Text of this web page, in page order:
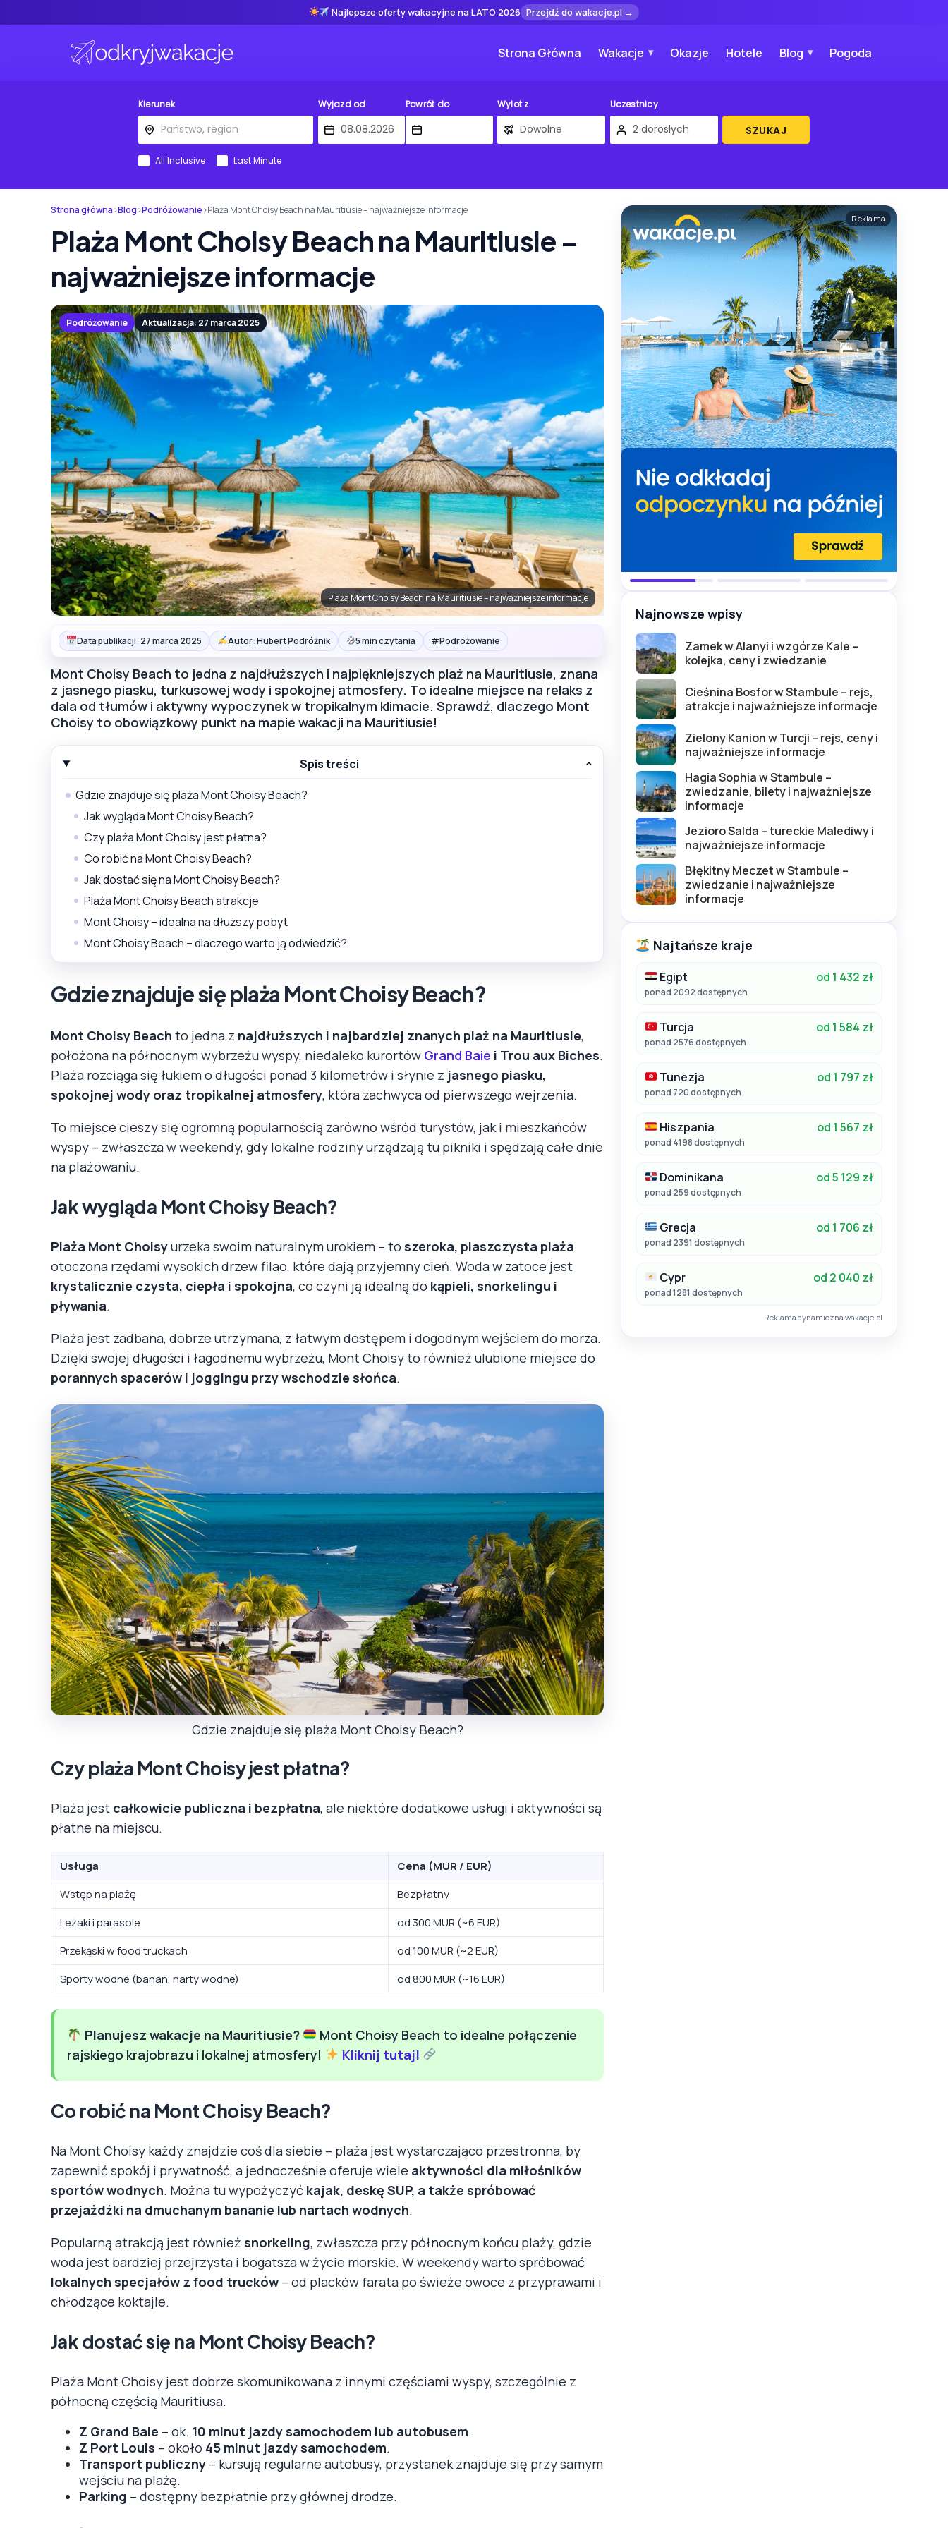
Najlepsze oferty wakacyjne na LATO 2026 Przejdź do wakacje.pl →
Strona Główna Wakacje Okazje Hotele Blog Pogoda
Kierunek Wyjazd od Powrót do Wylot z Uczestnicy
SZUKAJ
All Inclusive Last Minute
Strona główna›Blog›Podróżowanie›Plaża Mont Choisy Beach na Mauritiusie – najważniejsze informacje
Plaża Mont Choisy Beach na Mauritiusie –
najważniejsze informacje
Podróżowanie Aktualizacja: 27 marca 2025
Plaża Mont Choisy Beach na Mauritiusie – najważniejsze informacje
Data publikacji: 27 marca 2025 Autor: Hubert Podróżnik 5 min czytania #Podróżowanie
Mont Choisy Beach to jedna z najdłuższych i najpiękniejszych plaż na Mauritiusie, znana
z jasnego piasku, turkusowej wody i spokojnej atmosfery. To idealne miejsce na relaks z
dala od tłumów i aktywny wypoczynek w tropikalnym klimacie. Sprawdź, dlaczego Mont
Choisy to obowiązkowy punkt na mapie wakacji na Mauritiusie!
Spis treści
Gdzie znajduje się plaża Mont Choisy Beach?
Jak wygląda Mont Choisy Beach?
Czy plaża Mont Choisy jest płatna?
Co robić na Mont Choisy Beach?
Jak dostać się na Mont Choisy Beach?
Plaża Mont Choisy Beach atrakcje
Mont Choisy – idealna na dłuższy pobyt
Mont Choisy Beach – dlaczego warto ją odwiedzić?
Gdzie znajduje się plaża Mont Choisy Beach?
Mont Choisy Beach to jedna z najdłuższych i najbardziej znanych plaż na Mauritiusie,
położona na północnym wybrzeżu wyspy, niedaleko kurortów Grand Baie i Trou aux Biches.
Plaża rozciąga się łukiem o długości ponad 3 kilometrów i słynie z jasnego piasku,
spokojnej wody oraz tropikalnej atmosfery, która zachwyca od pierwszego wejrzenia.
To miejsce cieszy się ogromną popularnością zarówno wśród turystów, jak i mieszkańców
wyspy – zwłaszcza w weekendy, gdy lokalne rodziny urządzają tu pikniki i spędzają całe dnie
na plażowaniu.
Jak wygląda Mont Choisy Beach?
Plaża Mont Choisyurzeka swoim naturalnym urokiem – to szeroka, piaszczysta plaża
otoczona rzędami wysokich drzew filao, które dają przyjemny cień. Woda w zatoce jest
krystalicznie czysta, ciepła i spokojna, co czyni ją idealną do kąpieli, snorkelingu i
pływania.
Plaża jest zadbana, dobrze utrzymana, z łatwym dostępem i dogodnym wejściem do morza.
Dzięki swojej długości i łagodnemu wybrzeżu, Mont Choisy to również ulubione miejsce do
porannych spacerów i joggingu przy wschodzie słońca.
Gdzie znajduje się plaża Mont Choisy Beach?
Czy plaża Mont Choisy jest płatna?
Plaża jest całkowicie publiczna i bezpłatna, ale niektóre dodatkowe usługi i aktywności są
płatne na miejscu.
Usługa
Cena (MUR / EUR)
Wstęp na plażę
Bezpłatny
Leżaki i parasole
od 300 MUR (~6 EUR)
Przekąski w food truckach
od 100 MUR (~2 EUR)
Sporty wodne (banan, narty wodne)
od 800 MUR (~16 EUR)
Planujesz wakacje na Mauritiusie?
Mont Choisy Beach to idealne połączenie
rajskiego krajobrazu i lokalnej atmosfery!
Kliknij tutaj!
Co robić na Mont Choisy Beach?
Na Mont Choisy każdy znajdzie coś dla siebie – plaża jest wystarczająco przestronna, by
zapewnić spokój i prywatność, a jednocześnie oferuje wiele aktywności dla miłośników
sportów wodnych. Można tu wypożyczyć kajak, deskę SUP, a także spróbować
przejażdżki na dmuchanym bananie lub nartach wodnych.
Popularną atrakcją jest również snorkeling, zwłaszcza przy północnym końcu plaży, gdzie
woda jest bardziej przejrzysta i bogatsza w życie morskie. W weekendy warto spróbować
lokalnych specjałów z food trucków – od placków farata po świeże owoce z przyprawami i
chłodzące koktajle.
Jak dostać się na Mont Choisy Beach?
Plaża Mont Choisy jest dobrze skomunikowana z innymi częściami wyspy, szczególnie z
północną częścią Mauritiusa.
Z Grand Baie – ok. 10 minut jazdy samochodem lub autobusem.
Z Port Louis – około 45 minut jazdy samochodem.
Transport publiczny – kursują regularne autobusy, przystanek znajduje się przy samym
wejściu na plażę.
Parking – dostępny bezpłatnie przy głównej drodze.
Reklama
Najnowsze wpisy
Zamek w Alanyi i wzgórze Kale –
kolejka, ceny i zwiedzanie
Cieśnina Bosfor w Stambule – rejs,
atrakcje i najważniejsze informacje
Zielony Kanion w Turcji – rejs, ceny i
najważniejsze informacje
Hagia Sophia w Stambule –
zwiedzanie, bilety i najważniejsze
informacje
Jezioro Salda – tureckie Malediwy i
najważniejsze informacje
Błękitny Meczet w Stambule –
zwiedzanie i najważniejsze
informacje
Najtańsze kraje
Egipt od 1 432 zł
ponad 2092 dostępnych
Turcja od 1 584 zł
ponad 2576 dostępnych
Tunezja od 1 797 zł
ponad 720 dostępnych
Hiszpania od 1 567 zł
ponad 4198 dostępnych
Dominikana od 5 129 zł
ponad 259 dostępnych
Grecja od 1 706 zł
ponad 2391 dostępnych
Cypr od 2 040 zł
ponad 1281 dostępnych
Reklama dynamiczna wakacje.pl